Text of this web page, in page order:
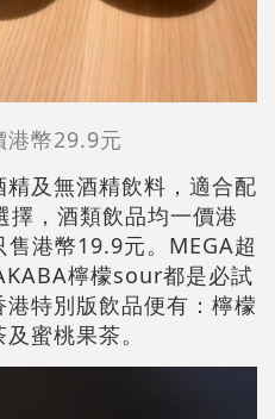
港幣29.9元
及無酒精飲料，適合配
，酒類飲品均一價港
港幣19.9元。MEGA超
檸檬sour都是必試
特別版飲品便有：檸檬
蜜桃果茶。